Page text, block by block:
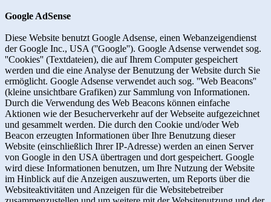
Google AdSense
Diese Website benutzt Google Adsense, einen Webanzeigendienst
der Google Inc., USA (''Google''). Google Adsense verwendet sog.
''Cookies'' (Textdateien), die auf Ihrem Computer gespeichert
werden und die eine Analyse der Benutzung der Website durch Sie
ermöglicht. Google Adsense verwendet auch sog. ''Web Beacons''
(kleine unsichtbare Grafiken) zur Sammlung von Informationen.
Durch die Verwendung des Web Beacons können einfache
Aktionen wie der Besucherverkehr auf der Webseite aufgezeichnet
und gesammelt werden. Die durch den Cookie und/oder Web
Beacon erzeugten Informationen über Ihre Benutzung dieser
Website (einschließlich Ihrer IP-Adresse) werden an einen Server
von Google in den USA übertragen und dort gespeichert. Google
wird diese Informationen benutzen, um Ihre Nutzung der Website
im Hinblick auf die Anzeigen auszuwerten, um Reports über die
Websiteaktivitäten und Anzeigen für die Websitebetreiber